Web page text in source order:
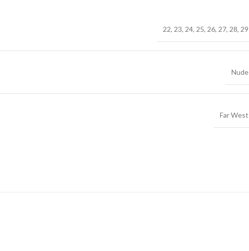
22, 23, 24, 25, 26, 27, 28, 29
Nude
Far West